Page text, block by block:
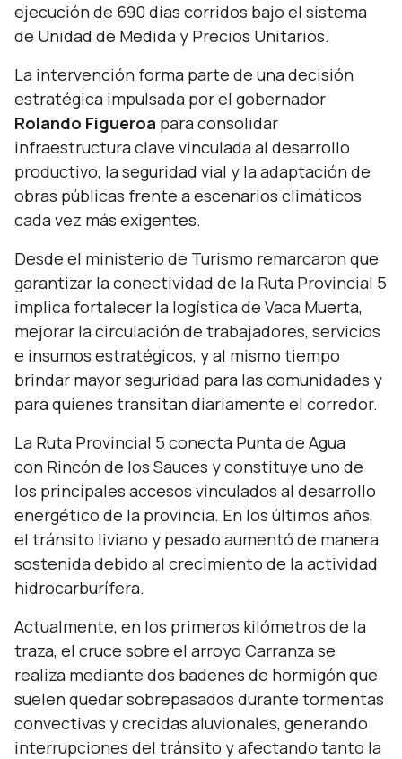
ejecución de 690 días corridos bajo el sistema
de Unidad de Medida y Precios Unitarios.
La intervención forma parte de una decisión
estratégica impulsada por el gobernador
Rolando Figueroa para consolidar
infraestructura clave vinculada al desarrollo
productivo, la seguridad vial y la adaptación de
obras públicas frente a escenarios climáticos
cada vez más exigentes.
Desde el ministerio de Turismo remarcaron que
garantizar la conectividad de la Ruta Provincial 5
implica fortalecer la logística de Vaca Muerta,
mejorar la circulación de trabajadores, servicios
e insumos estratégicos, y al mismo tiempo
brindar mayor seguridad para las comunidades y
para quienes transitan diariamente el corredor.
La Ruta Provincial 5 conecta Punta de Agua
con Rincón de los Sauces y constituye uno de
los principales accesos vinculados al desarrollo
energético de la provincia. En los últimos años,
el tránsito liviano y pesado aumentó de manera
sostenida debido al crecimiento de la actividad
hidrocarburífera.
Actualmente, en los primeros kilómetros de la
traza, el cruce sobre el arroyo Carranza se
realiza mediante dos badenes de hormigón que
suelen quedar sobrepasados durante tormentas
convectivas y crecidas aluvionales, generando
interrupciones del tránsito y afectando tanto la